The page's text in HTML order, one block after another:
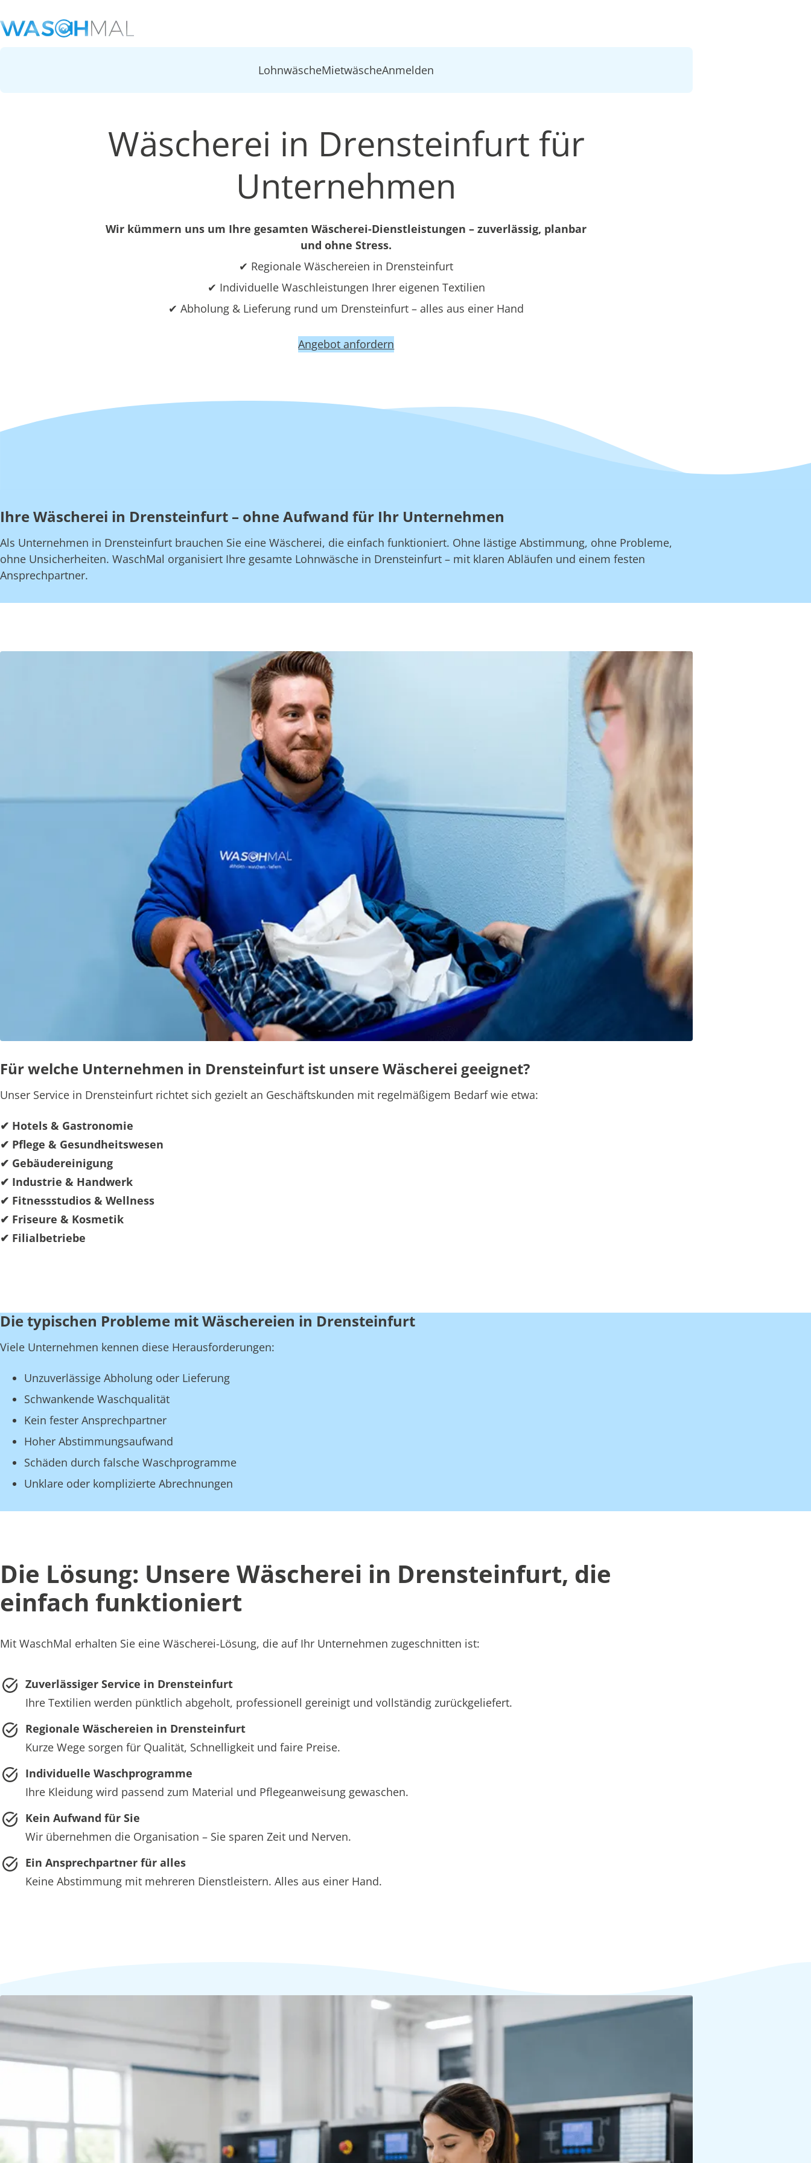
LohnwäscheMietwäscheAnmelden
Wäscherei in Drensteinfurt für
Unternehmen
Wir kümmern uns um Ihre gesamten Wäscherei-Dienstleistungen – zuverlässig, planbar
und ohne Stress.
✔ Regionale Wäschereien in Drensteinfurt
✔ Individuelle Waschleistungen Ihrer eigenen Textilien
✔ Abholung & Lieferung rund um Drensteinfurt – alles aus einer Hand
Angebot anfordern
Ihre Wäscherei in Drensteinfurt – ohne Aufwand für Ihr Unternehmen
Als Unternehmen in Drensteinfurt brauchen Sie eine Wäscherei, die einfach funktioniert. Ohne lästige Abstimmung, ohne Probleme,
ohne Unsicherheiten. WaschMal organisiert Ihre gesamte Lohnwäsche in Drensteinfurt – mit klaren Abläufen und einem festen
Ansprechpartner.
Für welche Unternehmen in Drensteinfurt ist unsere Wäscherei geeignet?
Unser Service in Drensteinfurt richtet sich gezielt an Geschäftskunden mit regelmäßigem Bedarf wie etwa:
✔ Hotels & Gastronomie
✔ Pflege & Gesundheitswesen
✔ Gebäudereinigung
✔ Industrie & Handwerk
✔ Fitnessstudios & Wellness
✔ Friseure & Kosmetik
✔ Filialbetriebe
Die typischen Probleme mit Wäschereien in Drensteinfurt
Viele Unternehmen kennen diese Herausforderungen:
Unzuverlässige Abholung oder Lieferung
Schwankende Waschqualität
Kein fester Ansprechpartner
Hoher Abstimmungsaufwand
Schäden durch falsche Waschprogramme
Unklare oder komplizierte Abrechnungen
Die Lösung: Unsere Wäscherei in Drensteinfurt, die
einfach funktioniert
Mit WaschMal erhalten Sie eine Wäscherei-Lösung, die auf Ihr Unternehmen zugeschnitten ist:
Zuverlässiger Service in Drensteinfurt
Ihre Textilien werden pünktlich abgeholt, professionell gereinigt und vollständig zurückgeliefert.
Regionale Wäschereien in Drensteinfurt
Kurze Wege sorgen für Qualität, Schnelligkeit und faire Preise.
Individuelle Waschprogramme
Ihre Kleidung wird passend zum Material und Pflegeanweisung gewaschen.
Kein Aufwand für Sie
Wir übernehmen die Organisation – Sie sparen Zeit und Nerven.
Ein Ansprechpartner für alles
Keine Abstimmung mit mehreren Dienstleistern. Alles aus einer Hand.